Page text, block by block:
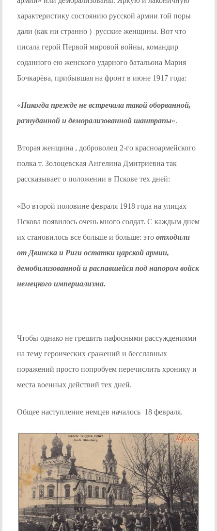
характеристику состоянию русской армии той поры
дали (как ни странно ) русские женщины. Вот что
писала герой Первой мировой войны, командир
соданного ею женского ударного батальона Мария
Бочкарёва, прибывшая на фронт в июне 1917 года:
«Никогда прежде не встречала такой оборванной,
разнуданной и деморализованной шантрапы«.
Вторая женщина , доброволец 2-го красноармейского
полка т. Золоцевская Ангелина Дмитриевна так
рассказывает о положении в Пскове тех дней:
«Во второй половине февраля 1918 года на улицах
Пскова появилось очень много солдат. С каждым днем
их становилось все больше и больше: это отходили
от Двинска и Риги остатки царской армии,
демобилизованной и распавшейся под напором войск
немецкого империализма.
Чтобы однако не грешить пафосными рассуждениями
на тему героических сражений и бесславных
поражений просто попробуем перечислить хронику и
места военных действий тех дней.
Общее наступление немцев началось 18 февраля.